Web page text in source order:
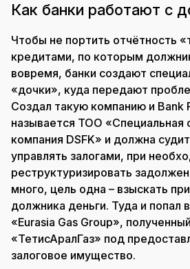
Как банки работают с
Чтобы не портить отчётность
кредитами, по которым
вовремя, банки создают
«дочки», куда передают
Создал такую компанию и Bank
называется ТОО «Специальная
компания DSFK» и должна
управлять залогами, при
реструктуризировать
много, цель одна – взыскать
должника деньги. Туда и попал
«Eurasia Gas Group»,
«ТетисАралГаз» под
залоговое имущество.